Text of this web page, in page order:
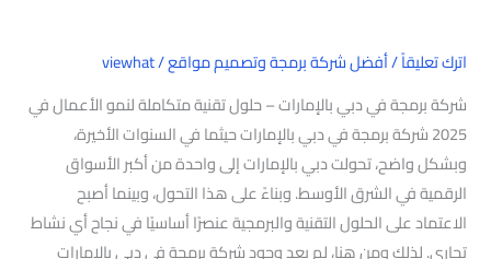
اترك تعليقاً/أفضل شركة برمجة وتصميم مواقع/
viewhat
شركة برمجة في دبي بالإمارات – حلول تقنية متكاملة لنمو الأعمال في
2025 شركة برمجة في دبي بالإمارات حيثما في السنوات الأخيرة،
وبشكل واضح، تحولت دبي بالإمارات إلى واحدة من أكبر الأسواق
الرقمية في الشرق الأوسط. وبناءً على هذا التحول، وبينما أصبح
الاعتماد على الحلول التقنية والبرمجية عنصرًا أساسيًا في نجاح أي نشاط
تجاري. لذلك ومن هنا، لم يعد وجود شركة برمجة في دبي بالإمارات